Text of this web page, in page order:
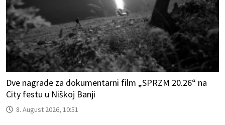
Dve nagrade za dokumentarni film „SPRZM 20.26“ na
City festu u Niškoj Banji
8. August 2026, 10:51